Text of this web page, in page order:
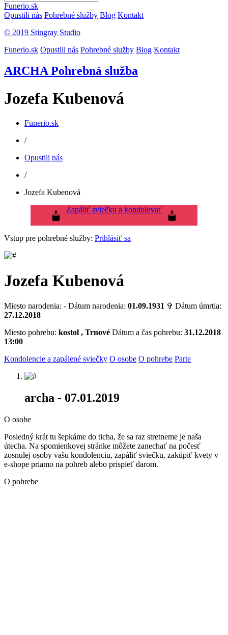
Funerio.sk
Opustili nás Pohrebné služby Blog Kontakt
© 2019 Stingray Studio
Funerio.sk Opustili nás Pohrebné služby Blog Kontakt
ARCHA Pohrebná služba
Jozefa Kubenová
Funerio.sk
/
Opustili nás
/
Jozefa Kubenová
Zapáliť sviečku a kondolovať
Vstup pre pohrebné služby: Prihlásiť sa
Jozefa Kubenová
Miesto narodenia: - Dátum narodenia: 01.09.1931 ✞ Dátum úmrtia:
27.12.2018
Miesto pohrebu: kostol , Trnové Dátum a čas pohrebu: 31.12.2018
13:00
Kondolencie a zapálené sviečky O osobe O pohrebe Parte
archa - 07.01.2019
O osobe
Posledný krát tu šepkáme do ticha, že sa raz stretneme je naša
útecha. Na spomienkovej stránke môžete zanechať na počesť
zosnulej osoby vašu kondolenciu, zapáliť sviečku, zakúpiť kvety v
e-shope priamo na pohreb alebo prispieť darom.
O pohrebe